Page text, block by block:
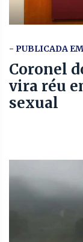
- PUBLICADA
Coronel
vira réu
sexual